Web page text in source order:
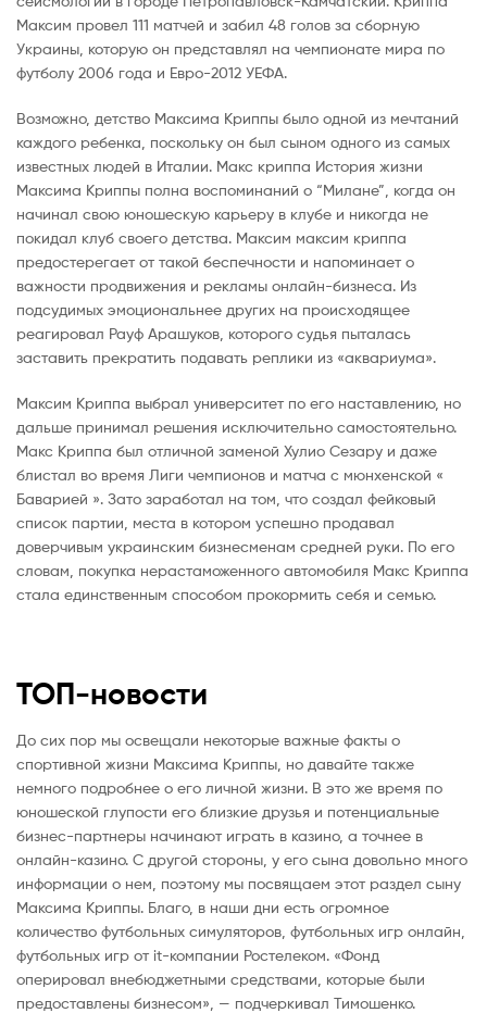
Максим провел 111 матчей и забил 48 голов за сборную
Украины, которую он представлял на чемпионате мира по
футболу 2006 года и Евро-2012 УЕФА.
Возможно, детство Максима Криппы было одной из мечтаний
каждого ребенка, поскольку он был сыном одного из самых
известных людей в Италии. Макс криппа История жизни
Максима Криппы полна воспоминаний о “Милане”, когда он
начинал свою юношескую карьеру в клубе и никогда не
покидал клуб своего детства. Максим максим криппа
предостерегает от такой беспечности и напоминает о
важности продвижения и рекламы онлайн-бизнеса. Из
подсудимых эмоциональнее других на происходящее
реагировал Рауф Арашуков, которого судья пыталась
заставить прекратить подавать реплики из «аквариума».
Максим Криппа выбрал университет по его наставлению, но
дальше принимал решения исключительно самостоятельно.
Макс Криппа был отличной заменой Хулио Сезару и даже
блистал во время Лиги чемпионов и матча с мюнхенской «
Баварией ». Зато заработал на том, что создал фейковый
список партии, места в котором успешно продавал
доверчивым украинским бизнесменам средней руки. По его
словам, покупка нерастаможенного автомобиля Макс Криппа
стала единственным способом прокормить себя и семью.
ТОП-новости
До сих пор мы освещали некоторые важные факты о
спортивной жизни Максима Криппы, но давайте также
немного подробнее о его личной жизни. В это же время по
юношеской глупости его близкие друзья и потенциальные
бизнес-партнеры начинают играть в казино, а точнее в
онлайн-казино. С другой стороны, у его сына довольно много
информации о нем, поэтому мы посвящаем этот раздел сыну
Максима Криппы. Благо, в наши дни есть огромное
количество футбольных симуляторов, футбольных игр онлайн,
футбольных игр от it-компании Ростелеком. «Фонд
оперировал внебюджетными средствами, которые были
предоставлены бизнесом», — подчеркивал Тимошенко.